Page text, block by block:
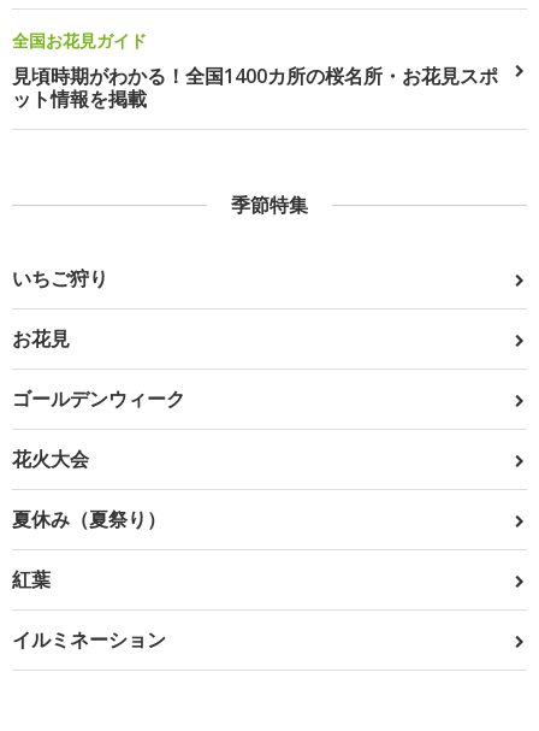
全国お花見ガイド
見頃時期がわかる！全国1400カ所の桜名所・お花見スポ
ット情報を掲載
季節特集
いちご狩り
お花見
ゴールデンウィーク
花火大会
夏休み（夏祭り）
紅葉
イルミネーション